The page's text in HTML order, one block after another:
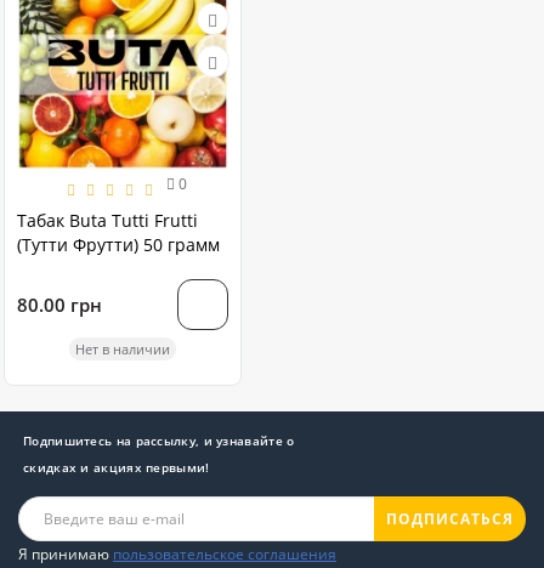
0
Табак Buta Tutti Frutti
(Тутти Фрутти) 50 грамм
80.00 грн
Нет в наличии
Подпишитесь на рассылку, и узнавайте о
скидках и акциях первыми!
ПОДПИСАТЬСЯ
Я принимаю пользовательское соглашения